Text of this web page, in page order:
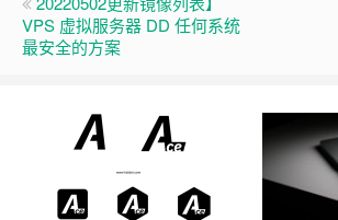
VPS 虚拟服务器 DD 任何系统
最安全的方案